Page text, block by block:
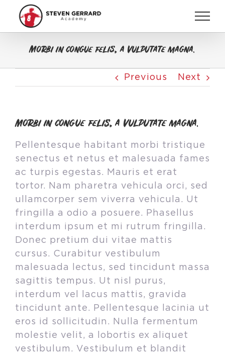
content
Morbi in congue felis, a vulputate magna.
Previous Next
Morbi in congue felis, a vulputate magna.
Pellentesque habitant morbi tristique
senectus et netus et malesuada fames
ac turpis egestas. Mauris et erat
tortor. Nam pharetra vehicula orci, sed
ullamcorper sem viverra vehicula. Ut
fringilla a odio a posuere. Phasellus
interdum ipsum et mi rutrum fringilla.
Donec pretium dui vitae mattis
cursus. Curabitur vestibulum
malesuada lectus, sed tincidunt massa
sagittis tempus. Ut nisl purus,
interdum vel lacus mattis, gravida
tincidunt ante. Pellentesque lacinia ut
eros id sollicitudin. Nulla fermentum
molestie velit, a lobortis ex aliquet
vestibulum. Vestibulum et blandit